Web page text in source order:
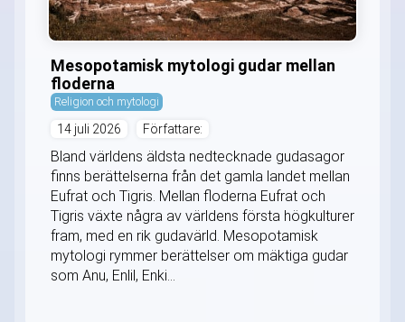
Mesopotamisk mytologi gudar mellan
floderna
Religion och mytologi
14 juli 2026 Författare:
Bland världens äldsta nedtecknade gudasagor
finns berättelserna från det gamla landet mellan
Eufrat och Tigris. Mellan floderna Eufrat och
Tigris växte några av världens första högkulturer
fram, med en rik gudavärld. Mesopotamisk
mytologi rymmer berättelser om mäktiga gudar
som Anu, Enlil, Enki...